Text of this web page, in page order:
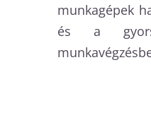
munkagépek
és a